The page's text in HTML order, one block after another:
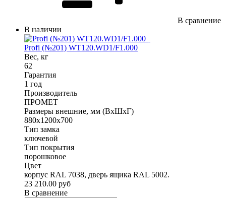
В сравнение
В наличии
Profi (№201) WT120.WD1/F1.000
Вес, кг
62
Гарантия
1 год
Производитель
ПРОМЕТ
Размеры внешние, мм (ВхШхГ)
880x1200x700
Тип замка
ключевой
Тип покрытия
порошковое
Цвет
корпус RAL 7038, дверь ящика RAL 5002.
23 210.00 руб
В сравнение